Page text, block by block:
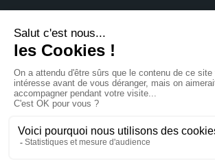
Accessibilité : non conforme
Tous droits réservés